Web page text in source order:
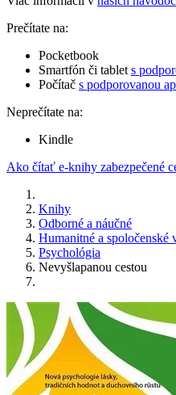
Prečítate na:
Pocketbook
Smartfón či tablet s
Počítač s podporovanou
Neprečítate na:
Kindle
Ako čítať e-knihy zabezpečené
Knihy
Odborné a náučné
Humanitné a spoločenské
Psychológia
Nevyšlapanou cestou